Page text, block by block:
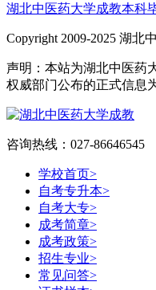
湖北中医药大学成教本科
Copyright 2009-2025 湖北
声明：本站为湖北中医药
权威部门公布的正式信息
咨询热线：027-86646545
学校首页>
自考专升本>
自考大专>
成考简章>
成考政策>
招生专业>
常见问答>